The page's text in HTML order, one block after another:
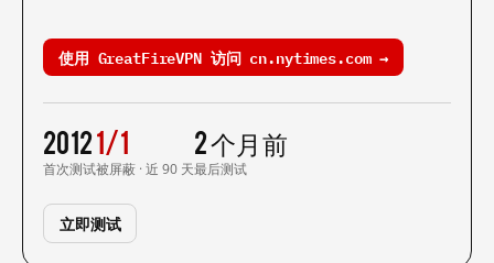
使用 GreatFireVPN 访问 cn.nytimes.com →
2012
首次测试
1/1
被屏蔽 · 近 90 天
2 个月前
最后测试
立即测试